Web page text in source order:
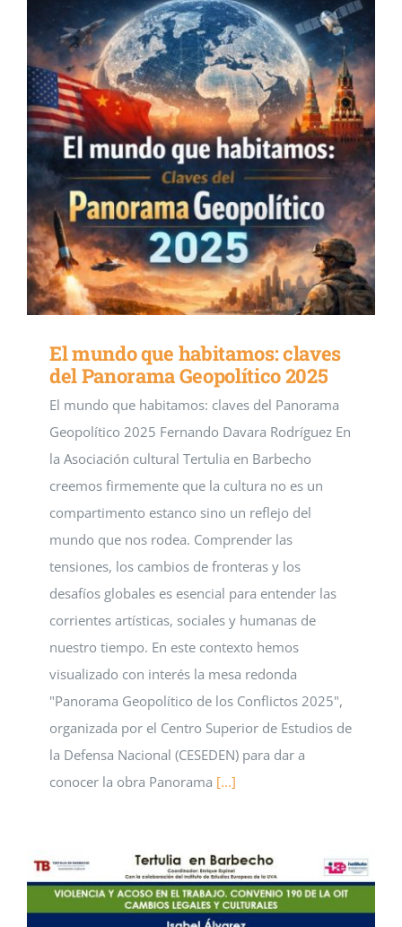
El mundo que habitamos: claves
del Panorama Geopolítico 2025
El mundo que habitamos: claves del Panorama
Geopolítico 2025 Fernando Davara Rodríguez En
la Asociación cultural Tertulia en Barbecho
creemos firmemente que la cultura no es un
compartimento estanco sino un reflejo del
mundo que nos rodea. Comprender las
tensiones, los cambios de fronteras y los
desafíos globales es esencial para entender las
corrientes artísticas, sociales y humanas de
nuestro tiempo. En este contexto hemos
visualizado con interés la mesa redonda
"Panorama Geopolítico de los Conflictos 2025",
organizada por el Centro Superior de Estudios de
la Defensa Nacional (CESEDEN) para dar a
conocer la obra Panorama [...]